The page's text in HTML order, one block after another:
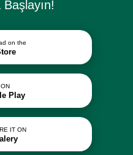
on the
Play
IT ON